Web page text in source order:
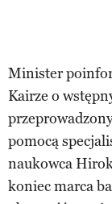
Minister
Kairze o
pomocą
naukowca
koniec marca